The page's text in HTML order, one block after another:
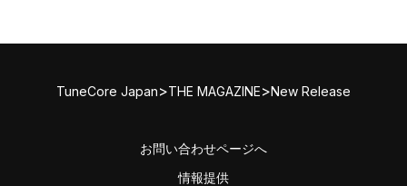
TuneCore Japan>THE MAGAZINE>New Release
お問い合わせページへ
情報提供